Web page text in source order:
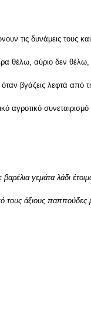
τις δυνάμεις τους
θέλω, αύριο δεν
βγάζεις λεφτά από
αγροτικό
βαρέλια γεμάτα λάδι
τους άξιους